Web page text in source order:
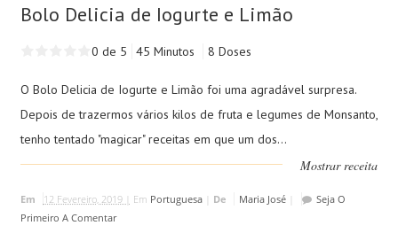
Bolo Delicia de Iogurte e Limão
0 de 5 45 Minutos 8 Doses
O Bolo Delicia de Iogurte e Limão foi uma agradável surpresa.
Depois de trazermos vários kilos de fruta e legumes de Monsanto,
tenho tentado "magicar" receitas em que um dos...
Mostrar receita
Em 12 Fevereiro, 2019 | Em Portuguesa| De Maria José|
Seja O
Primeiro A Comentar